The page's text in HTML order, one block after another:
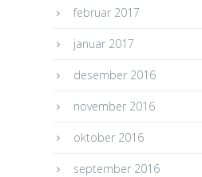
februar 2017
januar 2017
desember 2016
november 2016
oktober 2016
september 2016